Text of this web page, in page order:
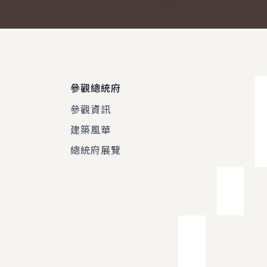
參觀總統府
參觀資訊
建築風華
總統府展覽